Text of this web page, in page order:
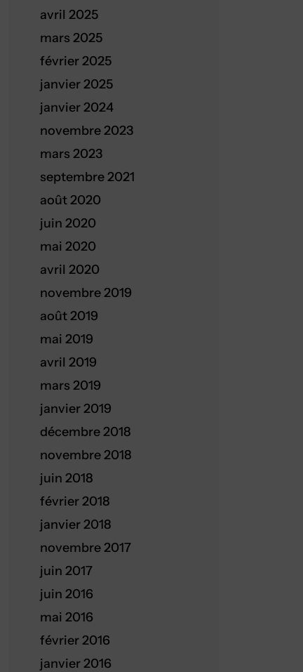
avril 2025
mars 2025
février 2025
janvier 2025
janvier 2024
novembre 2023
mars 2023
septembre 2021
août 2020
juin 2020
mai 2020
avril 2020
novembre 2019
août 2019
mai 2019
avril 2019
mars 2019
janvier 2019
décembre 2018
novembre 2018
juin 2018
février 2018
janvier 2018
novembre 2017
juin 2017
juin 2016
mai 2016
février 2016
janvier 2016